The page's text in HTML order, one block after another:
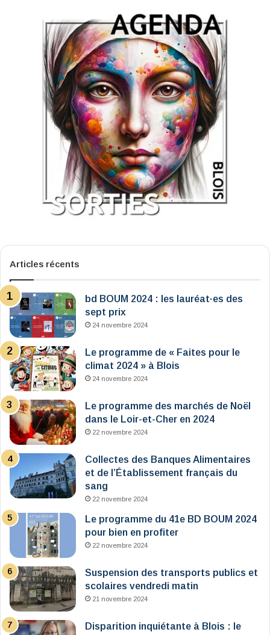
Articles récents
bd BOUM 2024 : les lauréat·es des
sept prix
24 novembre 2024
Le programme de « Faites pour le
climat 2024 » à Blois
24 novembre 2024
Le programme des marchés de Noël
dans le Loir-et-Cher en 2024
22 novembre 2024
Collectes des Banques Alimentaires
et de l’Établissement français du
sang
22 novembre 2024
Le programme du 41e BD BOUM 2024
pour bien en profiter
22 novembre 2024
Suspension des transports publics et
scolaires vendredi matin
21 novembre 2024
Disparition inquiétante à Blois : le